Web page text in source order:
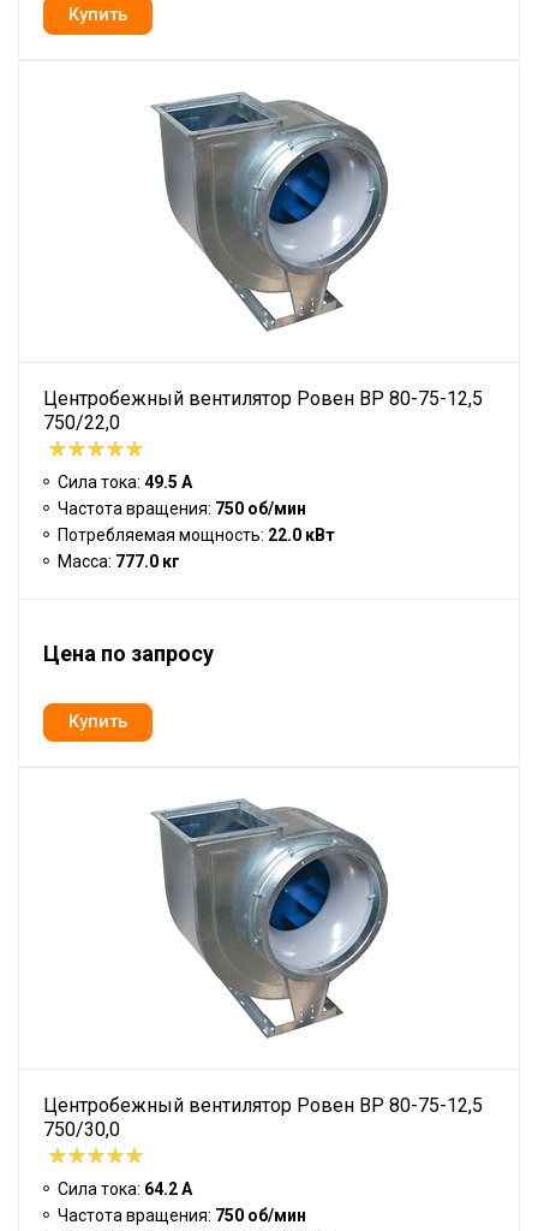
Центробежный вентилятор Ровен BP 80-75-12,5
750/22,0
Сила тока: 49.5 А
Частота вращения: 750 об/мин
Потребляемая мощность: 22.0 кВт
Масса: 777.0 кг
Цена по запросу
Центробежный вентилятор Ровен BP 80-75-12,5
750/30,0
Сила тока: 64.2 А
Частота вращения: 750 об/мин